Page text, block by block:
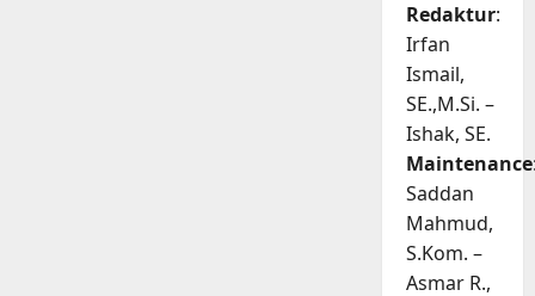
Redaktur:
Irfan
Ismail,
SE.,M.Si. –
Ishak, SE.
Maintenance
Saddan
Mahmud,
S.Kom. –
Asmar R.,